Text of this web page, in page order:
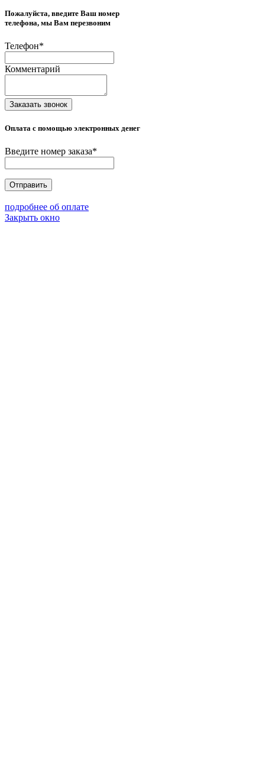
Пожалуйста, введите Ваш номер
телефона, мы Вам перезвоним
Телефон*
Комментарий
Заказать звонок
Оплата с помощью электронных денег
Введите номер заказа*
Отправить
подробнее об оплате
Закрыть окно